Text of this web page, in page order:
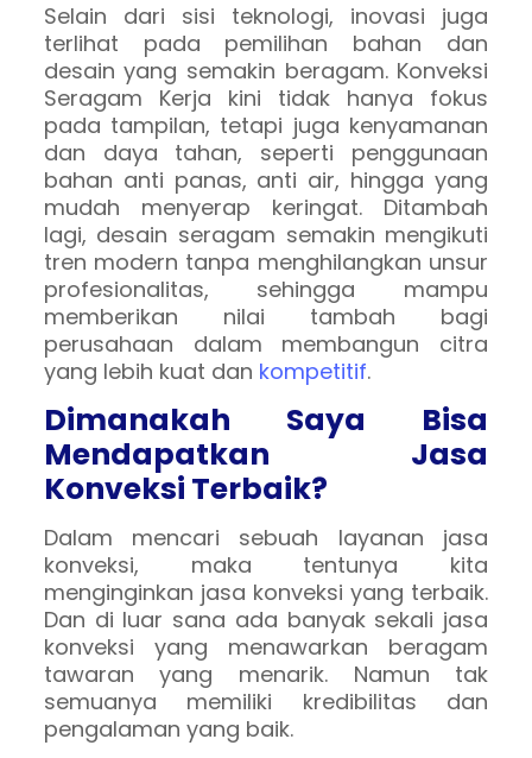
Selain dari sisi teknologi, inovasi juga
terlihat pada pemilihan bahan dan
desain yang semakin beragam. Konveksi
Seragam Kerja kini tidak hanya fokus
pada tampilan, tetapi juga kenyamanan
dan daya tahan, seperti penggunaan
bahan anti panas, anti air, hingga yang
mudah menyerap keringat. Ditambah
lagi, desain seragam semakin mengikuti
tren modern tanpa menghilangkan unsur
profesionalitas, sehingga mampu
memberikan nilai tambah bagi
perusahaan dalam membangun citra
yang lebih kuat dan kompetitif.
Dimanakah Saya Bisa
Mendapatkan Jasa
Konveksi Terbaik?
Dalam mencari sebuah layanan jasa
konveksi, maka tentunya kita
menginginkan jasa konveksi yang terbaik.
Dan di luar sana ada banyak sekali jasa
konveksi yang menawarkan beragam
tawaran yang menarik. Namun tak
semuanya memiliki kredibilitas dan
pengalaman yang baik.